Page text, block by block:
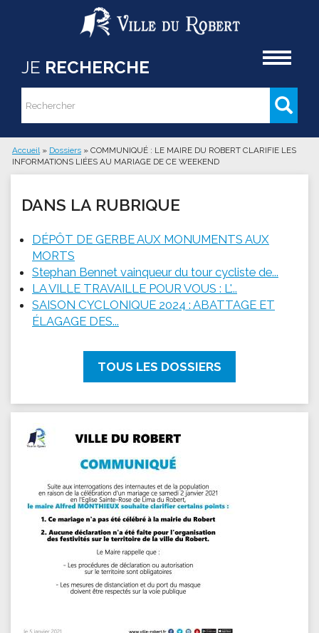
Aller au contenu principal
JE RECHERCHE
Formulaire de recherche
Rechercher
Vous êtes ici
Accueil » Dossiers » COMMUNIQUÉ : LE MAIRE DU ROBERT CLARIFIE LES
INFORMATIONS LIÉES AU MARIAGE DE CE WEEKEND
DANS LA RUBRIQUE
DÉPÔT DE GERBE AUX MONUMENTS AUX
MORTS
Stephan Bennet vainqueur du tour cycliste de...
LA VILLE TRAVAILLE POUR VOUS : L'...
SAISON CYCLONIQUE 2024 : ABATTAGE ET
ÉLAGAGE DES...
TOUS LES DOSSIERS